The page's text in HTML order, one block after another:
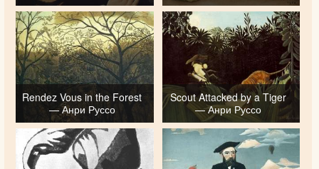
Rendez Vous in the Forest
— Анри Руссо
Scout Attacked by a Tiger
— Анри Руссо